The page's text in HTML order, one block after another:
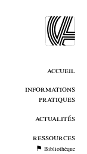
accueil
informations
pratiques
actualités
ressources
Bibliothèque